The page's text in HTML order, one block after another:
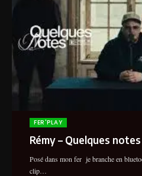
FER'PLAY
Rémy – Quelques
Posé dans mon fer je branche en
clip…